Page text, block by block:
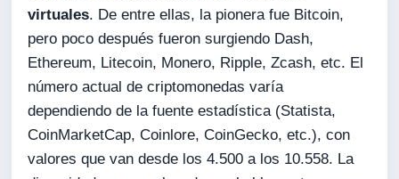
virtuales. De entre ellas, la pionera fue Bitcoin,
pero poco después fueron surgiendo Dash,
Ethereum, Litecoin, Monero, Ripple, Zcash, etc. El
número actual de criptomonedas varía
dependiendo de la fuente estadística (Statista,
CoinMarketCap, Coinlore, CoinGecko, etc.), con
valores que van desde los 4.500 a los 10.558. La